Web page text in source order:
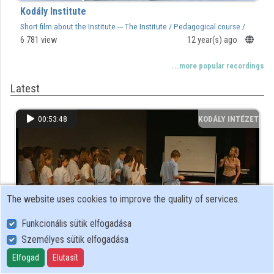
Organizations
Contributors
Kodály Institute
Short film about the Institute --- The Institute / Pedagogical course /
Intensive choral conducting course / Piano course
6 781 view 12 year(s) ago
...more popular recordings
Latest
00:53:48 KODÁLY INTÉZET
Demonstration Lesson with the students of the Kodály
The website uses cookies to improve the quality of services.
Funkcionális sütik elfogadása
Személyes sütik elfogadása
Elfogad Elutasít